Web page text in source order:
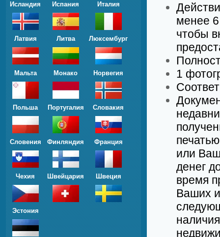
Исландия Испания Италия
Латвия Литва Люксембург
Мальта Монако Норвегия
Польша Португалия Словакия
Словения Финляндия Франция
Чехия Швейцария Швеция
Эстония
менее 6
чтобы
1
или Ваш
денег
время
Ваших